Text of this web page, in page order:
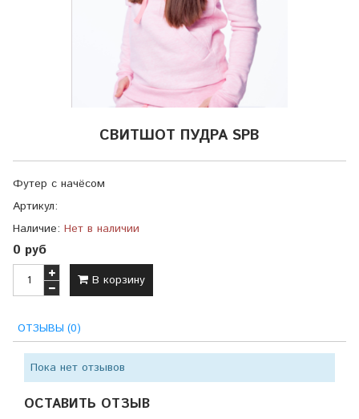
СВИТШОТ ПУДРА SPB
Футер с начёсом
Артикул:
Наличие: Нет в наличии
0 руб
В корзину
ОТЗЫВЫ (0)
Пока нет отзывов
ОСТАВИТЬ ОТЗЫВ